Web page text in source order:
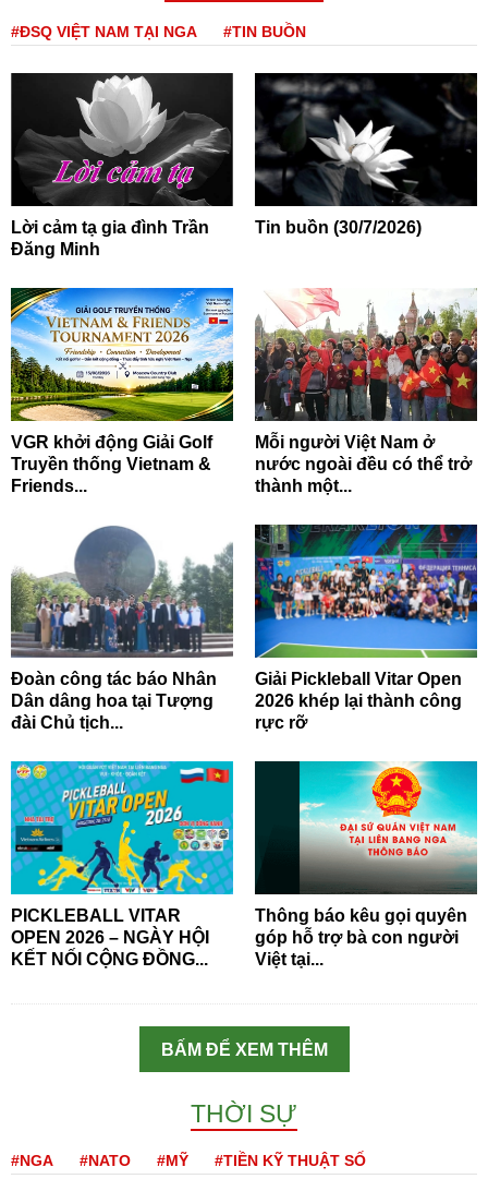
#ĐSQ VIỆT NAM TẠI NGA #TIN BUỒN
Lời cảm tạ gia đình Trần
Đăng Minh
Tin buồn (30/7/2026)
VGR khởi động Giải Golf
Truyền thống Vietnam &
Friends...
Mỗi người Việt Nam ở
nước ngoài đều có thể trở
thành một...
Đoàn công tác báo Nhân
Dân dâng hoa tại Tượng
đài Chủ tịch...
Giải Pickleball Vitar Open
2026 khép lại thành công
rực rỡ
PICKLEBALL VITAR
OPEN 2026 – NGÀY HỘI
KẾT NỐI CỘNG ĐỒNG...
Thông báo kêu gọi quyên
góp hỗ trợ bà con người
Việt tại...
BẤM ĐỂ XEM THÊM
THỜI SỰ
#NGA #NATO #MỸ #TIỀN KỸ THUẬT SỐ